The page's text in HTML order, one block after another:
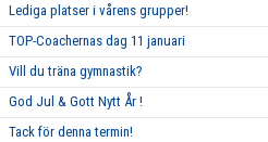
Lediga platser i vårens grupper!
TOP-Coachernas dag 11 januari
Vill du träna gymnastik?
God Jul & Gott Nytt År !
Tack för denna termin!